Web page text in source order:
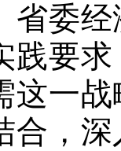
省委
践要
这一
合，